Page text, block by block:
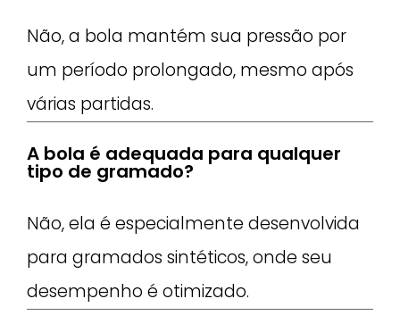
Não, a bola mantém sua pressão por
um período prolongado, mesmo após
várias partidas.
A bola é adequada para qualquer
tipo de gramado?
Não, ela é especialmente desenvolvida
para gramados sintéticos, onde seu
desempenho é otimizado.